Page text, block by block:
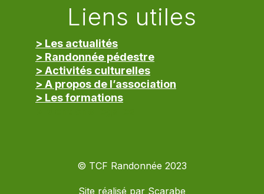
Liens utiles
> Les actualités
> Randonnée pédestre
> Activités culturelles
> A propos de l’association
> Les formations
© TCF Randonnée 2023
Site réalisé par Scarabe